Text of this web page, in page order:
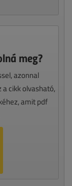
meg?
azonnal
cikk olvasható,
amit pdf